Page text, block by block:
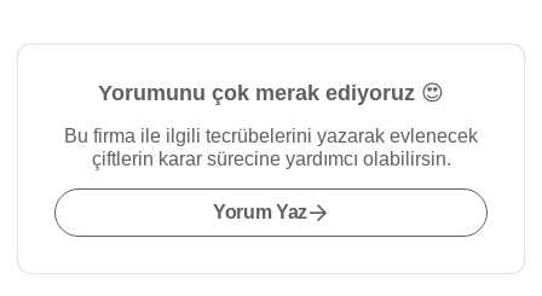
Yorumunu çok merak ediyoruz 😍
Bu firma ile ilgili tecrübelerini yazarak evlenecek
çiftlerin karar sürecine yardımcı olabilirsin.
Yorum Yaz